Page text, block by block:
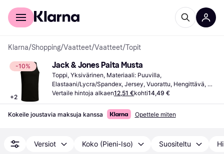
Kuluttajille
Klarna/Shopping/Vaatteet/Vaatteet/Topit
-10%
+2
Jack & Jones Paita Musta
Toppi, Yksivärinen, Materiaali: Puuvilla,
Elastaani/Lycra/Spandex, Jersey, Vuorattu, Hengittävä,
Kaarituellinen, Joustava
Vertaile hintoja alkaen12,51 €kohti14,49 €
Kokeile joustavia maksuja kanssa Opettele miten
Versiot Koko (Pieni-Iso) Suositeltu